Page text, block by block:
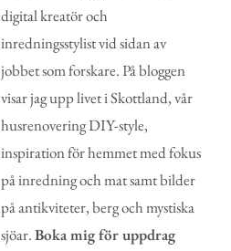
digital kreatör och
inredningsstylist vid sidan av
jobbet som forskare. På bloggen
visar jag upp livet i Skottland, vår
husrenovering DIY-style,
inspiration för hemmet med fokus
på inredning och mat samt bilder
på antikviteter, berg och mystiska
sjöar.Boka mig för uppdrag